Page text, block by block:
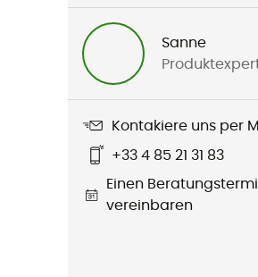
Beipackzettel einsehen
Konformitätserklärung
Konformitätserklärung einsehen
Persönliche Schutzausrüstung
PPE - Category 3
Sanne
Kontakiere uns per
+33 4 85 21 31 83
Einen
vereinbaren